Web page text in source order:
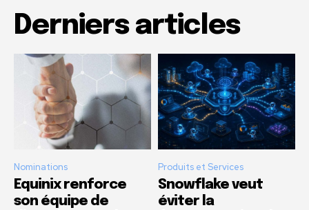
Derniers articles
Nominations
Equinix renforce
son équipe de
Produits et Services
Snowflake veut
éviter la